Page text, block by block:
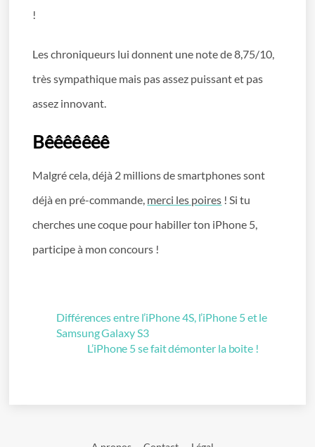
!
Les chroniqueurs lui donnent une note de 8,75/10,
très sympathique mais pas assez puissant et pas
assez innovant.
Bêêêêêêê
Malgré cela, déjà 2 millions de smartphones sont
déjà en pré-commande, merci les poires ! Si tu
cherches une coque pour habiller ton iPhone 5,
participe à mon concours !
Différences entre l’iPhone 4S, l’iPhone 5 et le
Samsung Galaxy S3
L’iPhone 5 se fait démonter la boite !